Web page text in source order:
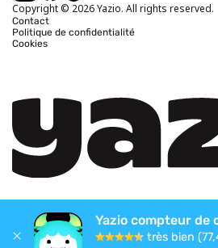
Copyright © 2026 Yazio. All rights reserved.
Contact
Politique de confidentialité
Cookies
Yazio compteur de
très bien